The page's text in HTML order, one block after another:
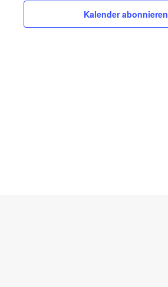
Kalender abonnieren